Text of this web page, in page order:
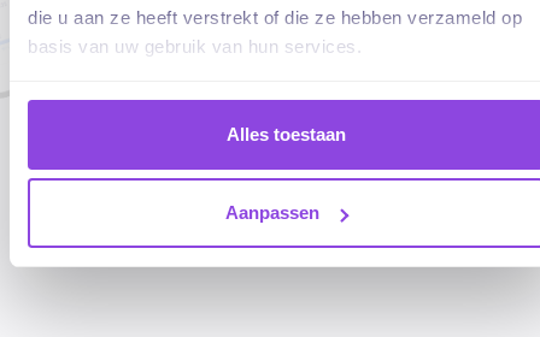
die u aan ze heeft verstrekt of die ze hebben verzameld op
basis van uw gebruik van hun services.
Alles toestaan
Aanpassen